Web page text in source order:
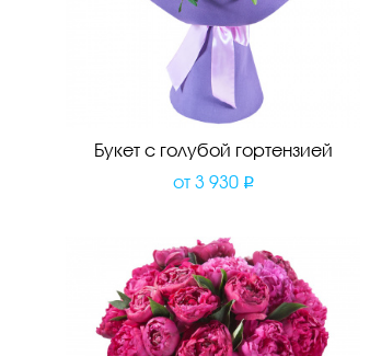
Букет с голубой гортензией
от 3 930